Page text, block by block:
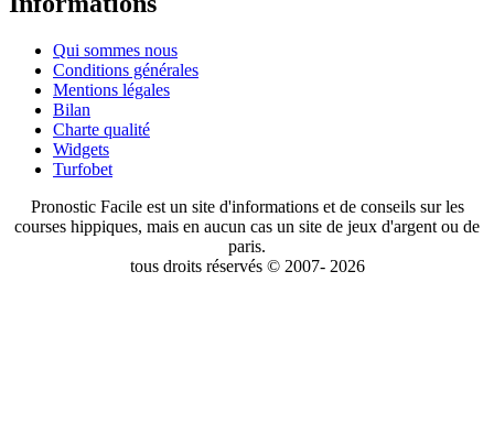
Qui sommes nous
Conditions générales
Mentions légales
Bilan
Charte qualité
Widgets
Turfobet
Pronostic Facile est un site d'informations et de conseils sur les
courses hippiques, mais en aucun cas un site de jeux d'argent ou de
paris.
tous droits réservés © 2007- 2026